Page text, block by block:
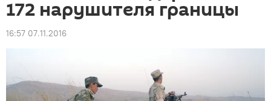
172 нарушителя границы
16:57 07.11.2016